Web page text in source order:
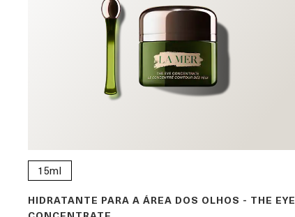
15ml
HIDRATANTE PARA A ÁREA DOS OLHOS - THE EYE